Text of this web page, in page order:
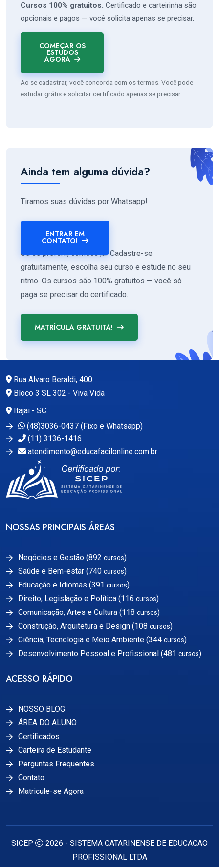
Cursos 100% gratuitos. Certificado e carteirinha são
opcionais e pagos — você solicita apenas se precisar.
COMEÇAR OS
ESTUDOS
AGORA
Ao se cadastrar, você concorda com os termos. Você pode
estudar grátis e solicitar certificado apenas se precisar.
Ainda tem alguma dúvida?
Tiramos suas dúvidas por Whatsapp!
ENTRAR EM
CONTATO!
Ou se preferir, comece já! Cadastre-se
gratuitamente, escolha seu curso e estude no seu
ritmo. Os cursos são 100% gratuitos — você só
paga se precisar do certificado.
MATRÍCULA GRATUITA!
Rua Alvaro Beraldi, 400
Bloco 3 SL 302 - Viva Vida
Itajaí - SC
(48)3036-0437 (Fixo e Whatsapp)
(11) 3136-1416
atendimento@educafacilonline.com.br
NOSSAS PRINCIPAIS ÁREAS
Negócios e Gestão (892 cursos)
Saúde e Bem-estar (740 cursos)
Educação e Idiomas (391 cursos)
Direito, Legislação e Política (116 cursos)
Comunicação, Artes e Cultura (118 cursos)
Construção, Arquitetura e Design (108 cursos)
Ciência, Tecnologia e Meio Ambiente (344 cursos)
Desenvolvimento Pessoal e Profissional (481 cursos)
ACESSO RÁPIDO
NOSSO BLOG
ÁREA DO ALUNO
Certificados
Carteira de Estudante
Perguntas Frequentes
Contato
Matricule-se Agora
SICEP
2026 - SISTEMA CATARINENSE DE EDUCACAO
PROFISSIONAL LTDA